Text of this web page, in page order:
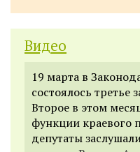
Видео
19 марта в
состоялось третье
Второе в этом
функции краевого
депутаты